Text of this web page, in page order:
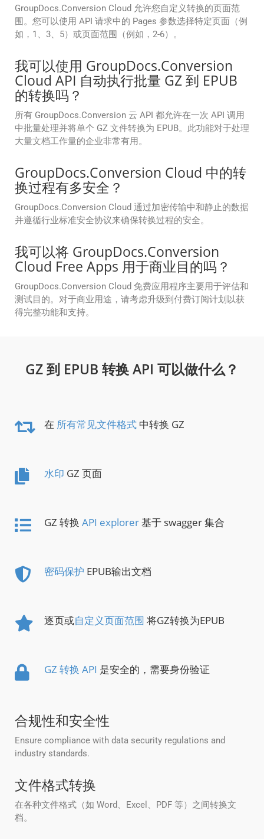
GroupDocs.Conversion Cloud 允许您自定义转换的页面范
围。您可以使用 API 请求中的 Pages 参数选择特定页面（例
如，1、3、5）或页面范围（例如，2-6）。
我可以使用 GroupDocs.Conversion
Cloud API 自动执行批量 GZ 到 EPUB
的转换吗？
所有 GroupDocs.Conversion 云 API 都允许在一次 API 调用
中批量处理并将单个 GZ 文件转换为 EPUB。此功能对于处理
大量文档工作量的企业非常有用。
GroupDocs.Conversion Cloud 中的转
换过程有多安全？
GroupDocs.Conversion Cloud 通过加密传输中和静止的数据
并遵循行业标准安全协议来确保转换过程的安全。
我可以将 GroupDocs.Conversion
Cloud Free Apps 用于商业目的吗？
GroupDocs.Conversion Cloud 免费应用程序主要用于评估和
测试目的。对于商业用途，请考虑升级到付费订阅计划以获
得完整功能和支持。
GZ 到 EPUB 转换 API 可以做什么？
在 所有常见文件格式 中转换 GZ
水印 GZ 页面
GZ 转换 API explorer基于 swagger 集合
密码保护 EPUB输出文档
逐页或自定义页面范围 将GZ转换为EPUB
GZ 转换 API 是安全的，需要身份验证
合规性和安全性
Ensure compliance with data security regulations and
industry standards.
文件格式转换
在各种文件格式（如 Word、Excel、PDF 等）之间转换文
档。